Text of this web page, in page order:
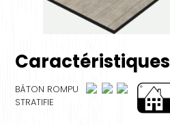
Caractéristiques
BÂTON ROMPU
STRATIFIE